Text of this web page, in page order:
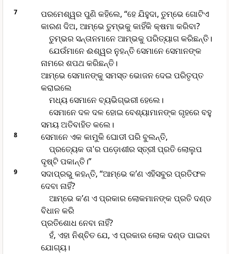
7
ପରମେଶ୍ୱର ପୁଣି କହିଲେ, “ହେ ଯିହୁଦା, ତୁମ୍ଭେ ଗୋଟିଏ
କାରଣ ଦିଅ, ଆମ୍ଭେ ତୁମ୍ଭକୁ କାହିଁକି କ୍ଷମା କରିବା?
ତୁମ୍ଭର ସନ୍ତାନମାନେ ଆମ୍ଭକୁ ପରିତ୍ୟାଗ କରିଛନ୍ତି।
ଯେଉଁମାନେ ଈଶ୍ୱର ନୁହନ୍ତି ସେମାନେ ସେମାନଙ୍କ
ନାମରେ ଶପଥ କରିଛନ୍ତି।
ଆମ୍ଭେ ସେମାନଙ୍କୁ ସମସ୍ତ ଭୋଜନ ଦେଇ ପରିତୃପ୍ତ
କରାଇଲେ
ମଧ୍ୟ ସେମାନେ ବ୍ୟଭିଗ୍ଭରୀ ହେଲେ।
ସେମାନେ ଦଳ ଦଳ ହୋଇ ବେଶ୍ୟାମାନଙ୍କ ଗୃହରେ ବହୁ
ସମୟ ଅତିବାହିତ କଲେ।
8
ସେମାନେ ଏକ କାମୁକି ଘୋଡୀ ପରି ବୁଲନ୍ତି,
ପ୍ରତ୍ୟେକ ତା'ର ପଡ଼ୋଶୀର ସ୍ତ୍ରୀ ପ୍ରତି ଲୋଲୁପ
ଦୃଷ୍ଟି ପକାନ୍ତି।”
9
ସଦାପ୍ରଭୁ କହନ୍ତି, “ଆମ୍ଭେ କ’ଣ ଏହିସବୁର ପ୍ରତିଫଳ
ଦେବା ନାହିଁ?
ଆମ୍ଭେ କ’ଣ ଏ ପ୍ରକାର ଲୋକମାନଙ୍କ ପ୍ରତି ଦଣ୍ଡ
ବିଧାନ କରି
ପ୍ରତିଶୋଧ ନେବା ନାହିଁ?
ହଁ, ଏହା ନିଶ୍ଚିତ ଯେ, ଏ ପ୍ରକାର ଲୋକ ଦଣ୍ଡ ପାଇବା
ଯୋଗ୍ୟ।